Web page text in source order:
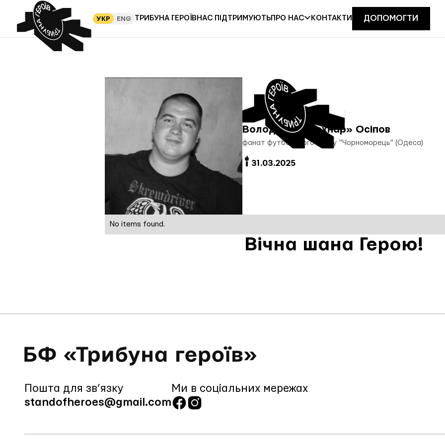
УКР ENG ТРИБУНА ГЕРОЇВ НАС ПІДТРИМУЮТЬПРО НАС КОНТАКТИ ДОПОМОГТИ
Володимир «Технар» Осіпов
фанат футбольного клубу "Чорноморець" (Одеса)
31.03.2025
No items found.
Вічна шана Герою!
Пошта для зв’язку
standofheroes@gmail.com
Ми в соціальних мережах